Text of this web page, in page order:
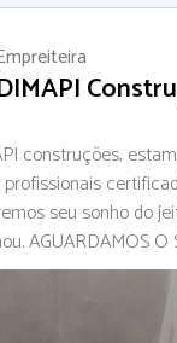
construções,
seu sonho do
AGUARDAMOS O